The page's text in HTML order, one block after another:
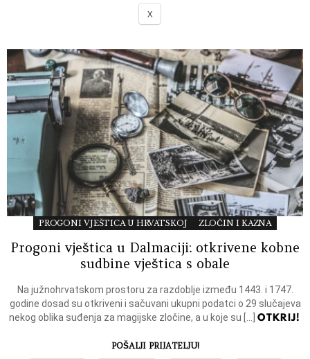
X
PROGONI VJEŠTICA U HRVATSKOJ ZLOČIN I KAZNA
Progoni vještica u Dalmaciji: otkrivene kobne
sudbine vještica s obale
Na južnohrvatskom prostoru za razdoblje između 1443. i 1747.
godine dosad su otkriveni i sačuvani ukupni podatci o 29 slučajeva
nekog oblika suđenja za magijske zločine, a u koje su […]OTKRIJ!
POŠALJI PRIJATELJU!